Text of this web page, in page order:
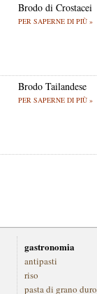
Brodo di Crostacei
PER SAPERNE DI PIÙ »
Brodo Tailandese
PER SAPERNE DI PIÙ »
gastronomia
antipasti
riso
pasta di grano duro